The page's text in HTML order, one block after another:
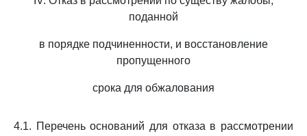
поданной
в порядке подчиненности, и восстановление
пропущенного
срока для обжалования
4.1. Перечень оснований для отказа в рассмотрении